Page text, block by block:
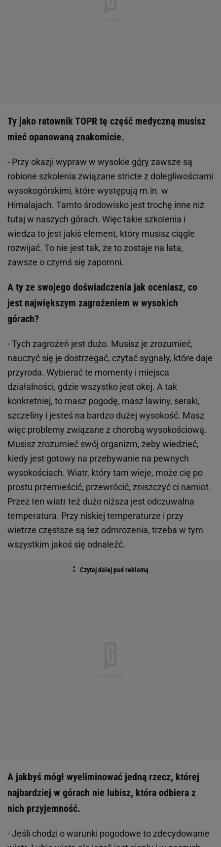
Ty jako ratownik TOPR tę część medyczną musisz
mieć opanowaną znakomicie.
- Przy okazji wypraw w wysokie góry zawsze są
robione szkolenia związane stricte z dolegliwościami
wysokogórskimi, które występują m.in. w
Himalajach. Tamto środowisko jest trochę inne niż
tutaj w naszych górach. Więc takie szkolenia i
wiedza to jest jakiś element, który musisz ciągle
rozwijać. To nie jest tak, że to zostaje na lata,
zawsze o czymś się zapomni.
A ty ze swojego doświadczenia jak oceniasz, co
jest największym zagrożeniem w wysokich
górach?
- Tych zagrożeń jest dużo. Musisz je zrozumieć,
nauczyć się je dostrzegać, czytać sygnały, które daje
przyroda. Wybierać te momenty i miejsca
działalności, gdzie wszystko jest okej. A tak
konkretniej, to masz pogodę, masz lawiny, seraki,
szczeliny i jesteś na bardzo dużej wysokość. Masz
więc problemy związane z chorobą wysokościową.
Musisz zrozumieć swój organizm, żeby wiedzieć,
kiedy jest gotowy na przebywanie na pewnych
wysokościach. Wiatr, który tam wieje, może cię po
prostu przemieścić, przewrócić, zniszczyć ci namiot.
Przez ten wiatr też dużo niższa jest odczuwalna
temperatura. Przy niskiej temperaturze i przy
wietrze częstsze są też odmrożenia, trzeba w tym
wszystkim jakoś się odnaleźć.
A jakbyś mógł wyeliminować jedną rzecz, której
najbardziej w górach nie lubisz, która odbiera z
nich przyjemność.
- Jeśli chodzi o warunki pogodowe to zdecydowanie